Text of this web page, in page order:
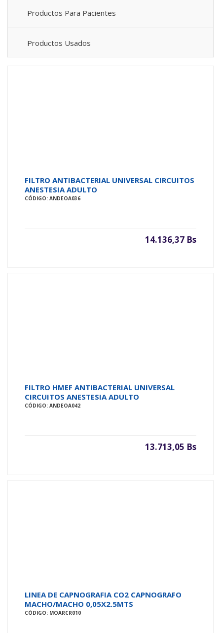
Productos Para Pacientes
Productos Usados
FILTRO ANTIBACTERIAL UNIVERSAL CIRCUITOS
ANESTESIA ADULTO
CÓDIGO: ANDEOA036
14.136,37 Bs
FILTRO HMEF ANTIBACTERIAL UNIVERSAL
CIRCUITOS ANESTESIA ADULTO
CÓDIGO: ANDEOA042
13.713,05 Bs
LINEA DE CAPNOGRAFIA CO2 CAPNOGRAFO
MACHO/MACHO 0,05X2.5MTS
CÓDIGO: MOARCR010